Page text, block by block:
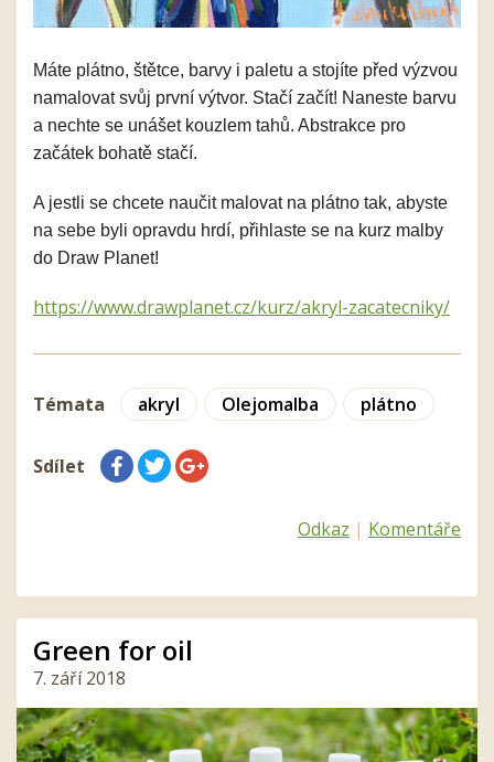
Máte plátno, štětce, barvy i paletu a stojíte před výzvou
namalovat svůj první výtvor. Stačí začít! Naneste barvu
a nechte se unášet kouzlem tahů. Abstrakce pro
začátek bohatě stačí.
A jestli se chcete naučit malovat na plátno tak, abyste
na sebe byli opravdu hrdí, přihlaste se na kurz malby
do Draw Planet!
https://www.drawplanet.cz/kurz/akryl-zacatecniky/
Témata akryl Olejomalba plátno
Sdílet
Odkaz | Komentáře
Green for oil
7. září 2018